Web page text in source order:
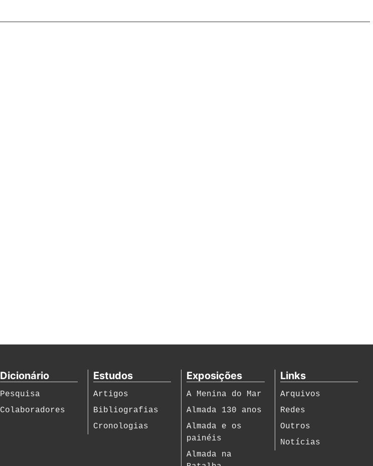
Dicionário
Pesquisa
Colaboradores
Estudos
Artigos
Bibliografias
Cronologias
Exposições
A Menina do Mar
Almada 130 anos
Almada e os
painéis
Almada na
Links
Arquivos
Redes
Outros
Notícias